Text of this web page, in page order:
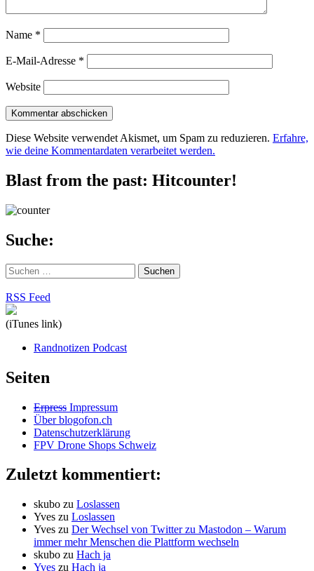
Name *
E-Mail-Adresse *
Website
Diese Website verwendet Akismet, um Spam zu reduzieren. Erfahre,
wie deine Kommentardaten verarbeitet werden.
Blast from the past: Hitcounter!
Suche:
Suchen
nach:
RSS Feed
(iTunes link)
Randnotizen Podcast
Seiten
Erpress Impressum
Über blogofon.ch
Datenschutzerklärung
FPV Drone Shops Schweiz
Zuletzt kommentiert:
skubo zu Loslassen
Yves zu Loslassen
Yves zu Der Wechsel von Twitter zu Mastodon – Warum
immer mehr Menschen die Plattform wechseln
skubo zu Hach ja
Yves zu Hach ja